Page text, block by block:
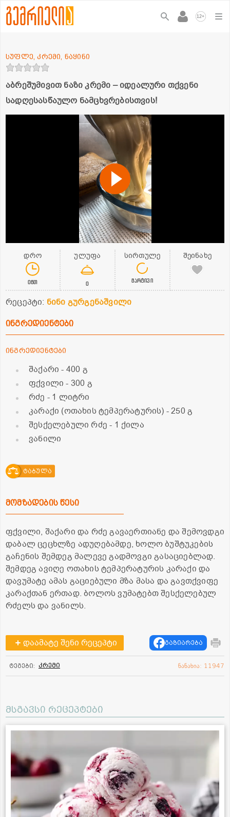
12+
აბრეშუმივით ნაზი კრემი – იდეალური თქვენი
სადღესასწაულო ნამცხვრებისთვის!
სუფლე, კრემი, ნაყინი
დრო
0წთ
ულუფა
0
სირთულე
მარტივი
შეინახე
რეცეპტი: ნინი გურგენაშვილი
ინგრედიენტები
ინგრედიენტები
შაქარი- 400 გ
ფქვილი- 300 გ
რძე - 1 ლიტრი
კარაქი (ოთახის ტემპერატურის) - 250 გ
შესქელებული რძე- 1 ქილა
ვანილი
ტაბულა
მომზადების წესი
ფქვილი, შაქარი და რძე გავაერთიანე და შემოვდგი
დაბალ ცეცხლზე ადუღებამდე, ხოლო ბუშტუკების
გაჩენის შემდეგ მალევე გადმოვგი გასაციებლად.
შემდეგ ავიღე ოთახის ტემპერატურის კარაქი და
დავუმატე ამას გაციებული მზა მასა და გავთქვიფე
კარაქთან ერთად. ბოლოს ვუმატებთ შესქელებულ
რძელს და ვანილს.
დაამატე შენი რეცეპტი გაზიარება
ტეგები: კრემი ნანახია: 11947
მსგავსი რეცეპტები